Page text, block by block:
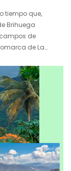
tiempo que,
Brihuega
de
de La
cuanto la
julio. Es entonces